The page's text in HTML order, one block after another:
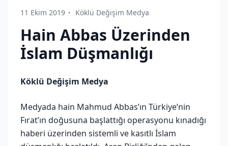
11 Ekim 2019 Köklü Değişim Medya
Hain Abbas Üzerinden
İslam Düşmanlığı
Köklü Değişim Medya
Medyada hain Mahmud Abbas’ın Türkiye’nin
Fırat’ın doğusuna başlattığı operasyonu kınadığı
haberi üzerinden sistemli ve kasıtlı İslam